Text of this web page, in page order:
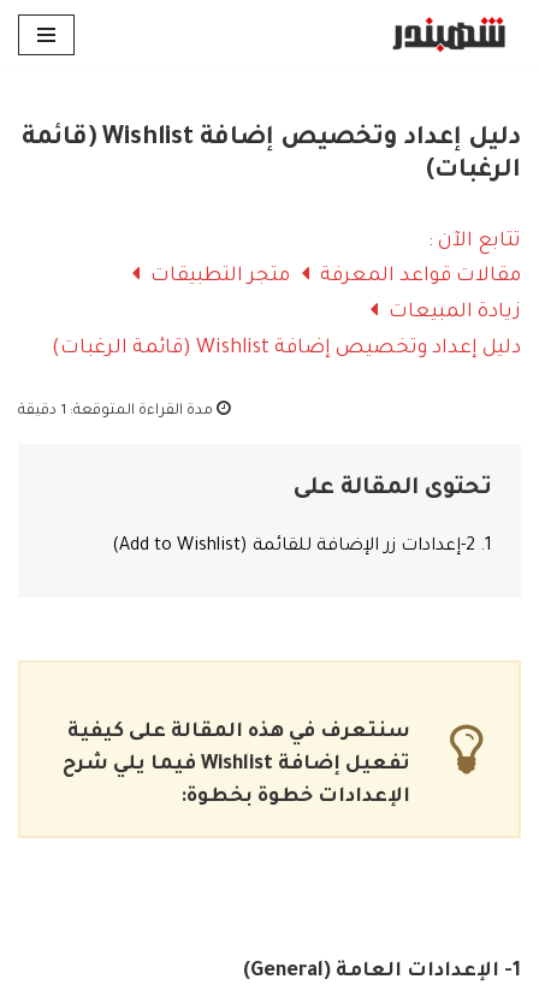
المحتوى
دليل إعداد وتخصيص إضافة Wishlist (قائمة
الرغبات)
تتابع الآن :
مقالات قواعد المعرفة
متجر التطبيقات
زيادة المبيعات
دليل إعداد وتخصيص إضافة Wishlist (قائمة الرغبات)
مدة القراءة المتوقعة: 1 دقيقة
تحتوى المقالة على
1. 2-إعدادات زر الإضافة للقائمة (Add to Wishlist)
سنتعرف في هذه المقالة على كيفية
تفعيل إضافة Wishlist فيما يلي شرح
الإعدادات خطوة بخطوة:
1- الإعدادات العامة (General)